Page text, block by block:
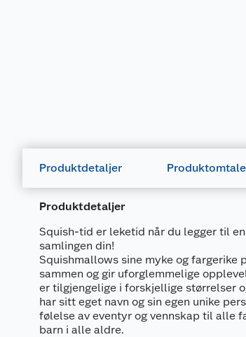
Produktdetaljer
Produktdetaljer
Squish-tid er leketid når du legger til
samlingen din!
Squishmallows sine myke og fargerike
sammen og gir uforglemmelige
er tilgjengelige i forskjellige størrelser
har sitt eget navn og sin egen unike
følelse av eventyr og vennskap til alle
barn i alle aldre.
Generelt